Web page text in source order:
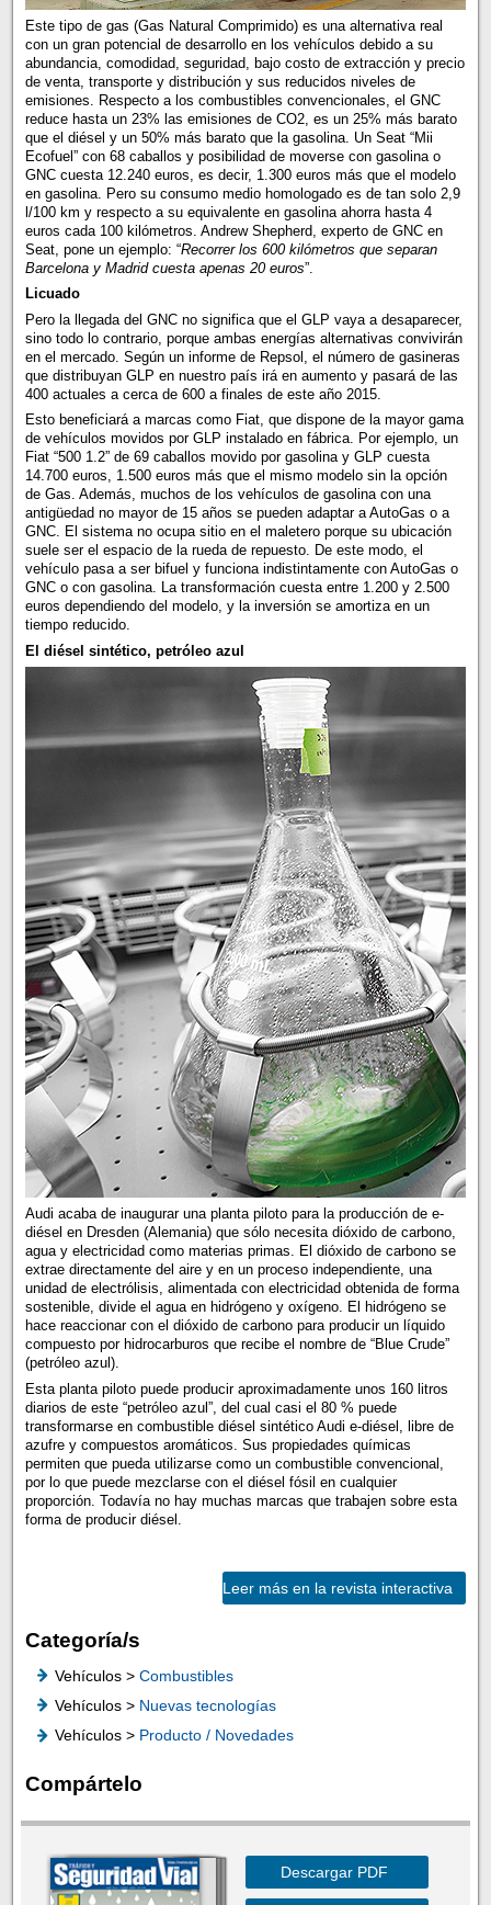
Este tipo de gas (Gas Natural Comprimido) es una alternativa real
con un gran potencial de desarrollo en los vehículos debido a su
abundancia, comodidad, seguridad, bajo costo de extracción y precio
de venta, transporte y distribución y sus reducidos niveles de
emisiones. Respecto a los combustibles convencionales, el GNC
reduce hasta un 23% las emisiones de CO2, es un 25% más barato
que el diésel y un 50% más barato que la gasolina. Un Seat “Mii
Ecofuel” con 68 caballos y posibilidad de moverse con gasolina o
GNC cuesta 12.240 euros, es decir, 1.300 euros más que el modelo
en gasolina. Pero su consumo medio homologado es de tan solo 2,9
l/100 km y respecto a su equivalente en gasolina ahorra hasta 4
euros cada 100 kilómetros. Andrew Shepherd, experto de GNC en
Seat, pone un ejemplo: “Recorrer los 600 kilómetros que separan
Barcelona y Madrid cuesta apenas 20 euros”.
Licuado
Pero la llegada del GNC no significa que el GLP vaya a desaparecer,
sino todo lo contrario, porque ambas energías alternativas convivirán
en el mercado. Según un informe de Repsol, el número de gasineras
que distribuyan GLP en nuestro país irá en aumento y pasará de las
400 actuales a cerca de 600 a finales de este año 2015.
Esto beneficiará a marcas como Fiat, que dispone de la mayor gama
de vehículos movidos por GLP instalado en fábrica. Por ejemplo, un
Fiat “500 1.2” de 69 caballos movido por gasolina y GLP cuesta
14.700 euros, 1.500 euros más que el mismo modelo sin la opción
de Gas. Además, muchos de los vehículos de gasolina con una
antigüedad no mayor de 15 años se pueden adaptar a AutoGas o a
GNC. El sistema no ocupa sitio en el maletero porque su ubicación
suele ser el espacio de la rueda de repuesto. De este modo, el
vehículo pasa a ser bifuel y funciona indistintamente con AutoGas o
GNC o con gasolina. La transformación cuesta entre 1.200 y 2.500
euros dependiendo del modelo, y la inversión se amortiza en un
tiempo reducido.
El diésel sintético, petróleo azul
Audi acaba de inaugurar una planta piloto para la producción de e-
diésel en Dresden (Alemania) que sólo necesita dióxido de carbono,
agua y electricidad como materias primas. El dióxido de carbono se
extrae directamente del aire y en un proceso independiente, una
unidad de electrólisis, alimentada con electricidad obtenida de forma
sostenible, divide el agua en hidrógeno y oxígeno. El hidrógeno se
hace reaccionar con el dióxido de carbono para producir un líquido
compuesto por hidrocarburos que recibe el nombre de “Blue Crude”
(petróleo azul).
Esta planta piloto puede producir aproximadamente unos 160 litros
diarios de este “petróleo azul”, del cual casi el 80 % puede
transformarse en combustible diésel sintético Audi e-diésel, libre de
azufre y compuestos aromáticos. Sus propiedades químicas
permiten que pueda utilizarse como un combustible convencional,
por lo que puede mezclarse con el diésel fósil en cualquier
proporción. Todavía no hay muchas marcas que trabajen sobre esta
forma de producir diésel.
Leer más en la revista interactiva
Categoría/s
Vehículos > Combustibles
Vehículos > Nuevas tecnologías
Vehículos > Producto / Novedades
Compártelo
Descargar PDF